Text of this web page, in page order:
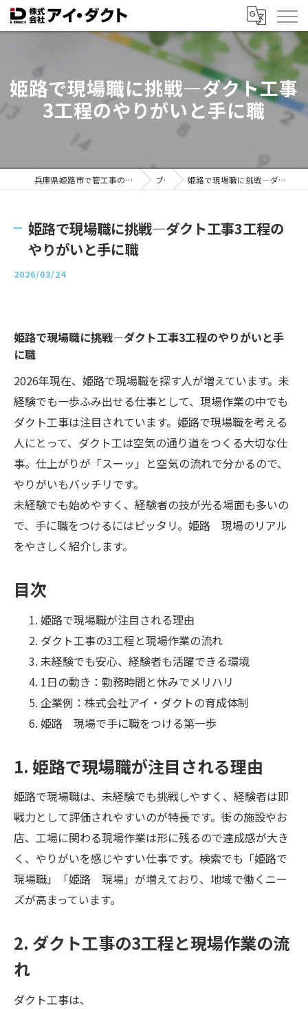
姫路で現場職に挑戦—ダクト工事
3工程のやりがいと手に職
兵庫県姫路市で管工事の求人なら株式会社アイ・ダクト ブログ 姫路で現場職に挑戦—ダクト工事3工程のやりがいと手に職
姫路で現場職に挑戦—ダクト工事3工程の
やりがいと手に職
2026/03/24
姫路で現場職に挑戦—ダクト工事3工程のやりがいと手
に職
2026年現在、姫路で現場職を探す人が増えています。未
経験でも一歩ふみ出せる仕事として、現場作業の中でも
ダクト工事は注目されています。姫路で現場職を考える
人にとって、ダクト工は空気の通り道をつくる大切な仕
事。仕上がりが「スーッ」と空気の流れで分かるので、
やりがいもバッチリです。
未経験でも始めやすく、経験者の技が光る場面も多いの
で、手に職をつけるにはピッタリ。姫路 現場のリアル
をやさしく紹介します。
目次
姫路で現場職が注目される理由
ダクト工事の3工程と現場作業の流れ
未経験でも安心、経験者も活躍できる環境
1日の動き：勤務時間と休みでメリハリ
企業例：株式会社アイ・ダクトの育成体制
姫路 現場で手に職をつける第一歩
1. 姫路で現場職が注目される理由
姫路で現場職は、未経験でも挑戦しやすく、経験者は即
戦力として評価されやすいのが特長です。街の施設やお
店、工場に関わる現場作業は形に残るので達成感が大き
く、やりがいを感じやすい仕事です。検索でも「姫路で
現場職」「姫路 現場」が増えており、地域で働くニー
ズが高まっています。
2. ダクト工事の3工程と現場作業の流
れ
ダクト工事は、